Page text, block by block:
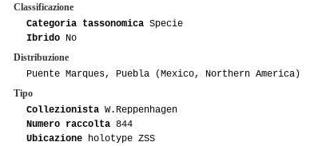
Classificazione
Categoria tassonomica Specie
Ibrido No
Distribuzione
Puente Marques, Puebla (Mexico, Northern America)
Tipo
Collezionista W.Reppenhagen
Numero raccolta 844
Ubicazione holotype ZSS